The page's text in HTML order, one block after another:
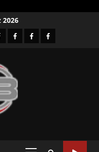
2026
Facebook-
Facebook-Facebook-